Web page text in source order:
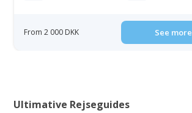
From 2 000 DKK See more
Ultimative Rejseguides